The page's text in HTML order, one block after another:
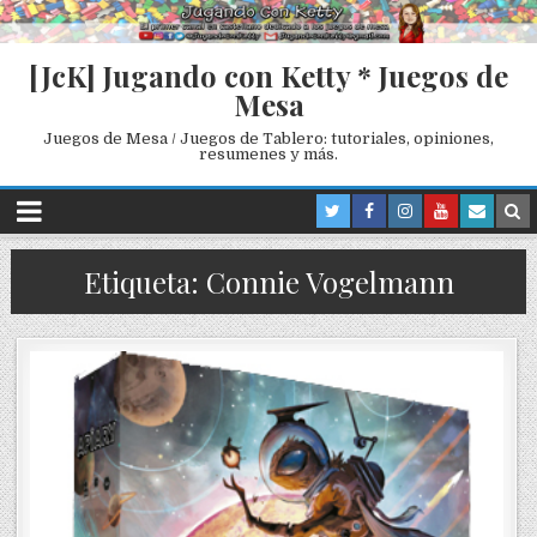
[JcK] Jugando con Ketty * Juegos de
Mesa
Juegos de Mesa / Juegos de Tablero: tutoriales, opiniones,
resumenes y más.
Etiqueta: Connie Vogelmann